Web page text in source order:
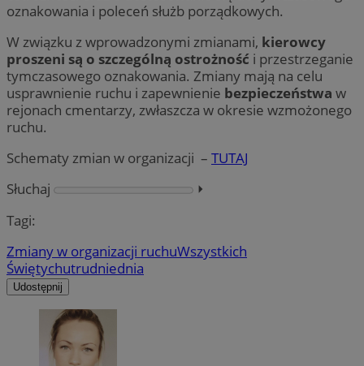
oznakowania i poleceń służb porządkowych.
W związku z wprowadzonymi zmianami, kierowcy
proszeni są o szczególną ostrożność i przestrzeganie
tymczasowego oznakowania. Zmiany mają na celu
usprawnienie ruchu i zapewnienie bezpieczeństwa w
rejonach cmentarzy, zwłaszcza w okresie wzmożonego
ruchu.
Schematy zmian w organizacji – TUTAJ
Słuchaj
⏵︎
Tagi:
Zmiany w organizacji ruchuWszystkich
Świętychutrudniednia
Udostępnij